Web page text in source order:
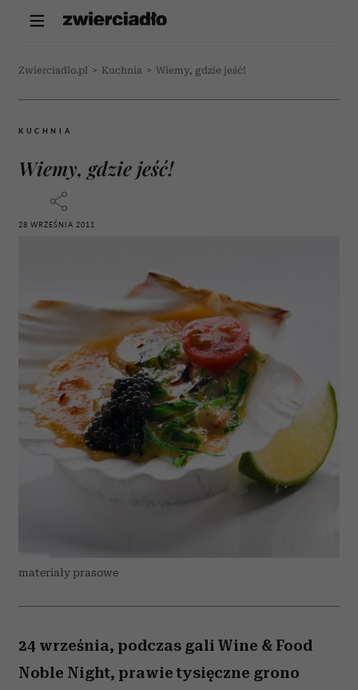
Zwierciadlo.pl > Kuchnia > Wiemy, gdzie jeść!
KUCHNIA
Wiemy, gdzie jeść!
28 WRZEŚNIA 2011
materiały prasowe
24 września, podczas gali Wine & Food
Noble Night, prawie tysięczne grono